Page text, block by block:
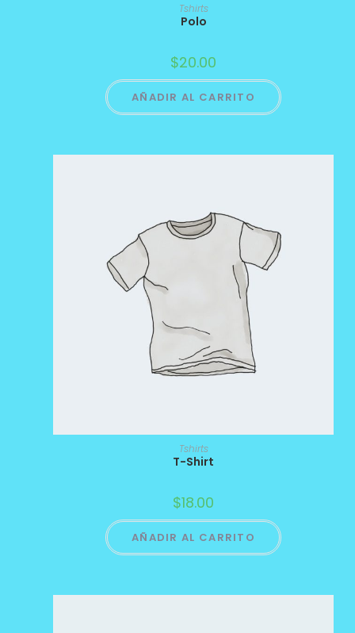
Tshirts
Polo
$20.00
AÑADIR AL CARRITO
Tshirts
T-Shirt
$18.00
AÑADIR AL CARRITO